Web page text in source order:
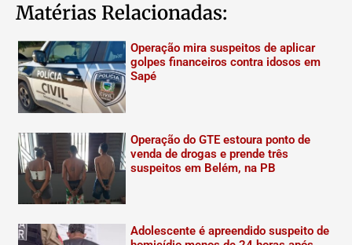
Matérias Relacionadas:
Operação mira suspeitos de aplicar
golpes financeiros contra idosos em
Sapé
Operação do GTE estoura ponto de
venda de drogas e prende três
suspeitos em Belém, na PB
Adolescente é apreendido suspeito de